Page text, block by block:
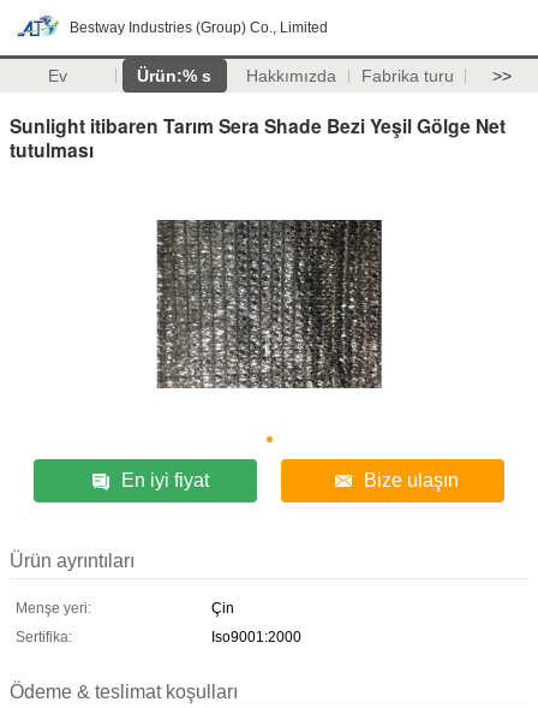
Bestway Industries (Group) Co., Limited
Ev Ürün:% s Hakkımızda Fabrika turu >>
Sunlight itibaren Tarım Sera Shade Bezi Yeşil Gölge Net
tutulması
En iyi fiyat Bize ulaşın
Ürün ayrıntıları
Menşe yeri:
Çin
Sertifika:
Iso9001:2000
Ödeme & teslimat koşulları